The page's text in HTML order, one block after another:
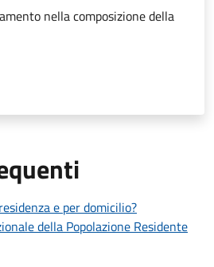
nella composizione della
e per domicilio?
della Popolazione Residente